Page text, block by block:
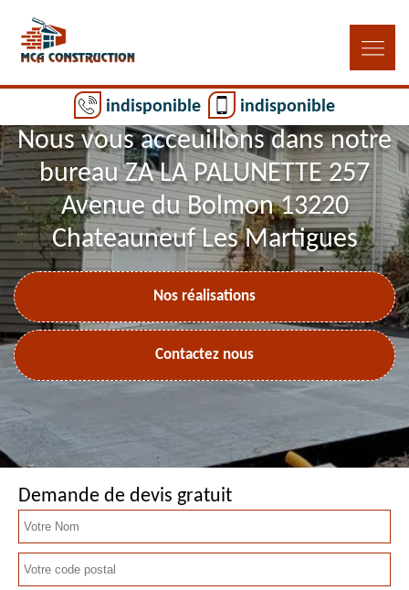
indisponible indisponible
Nous vous acceuillons dans notre
bureau ZA LA PALUNETTE 257
Avenue du Bolmon 13220
Chateauneuf Les Martigues
Nos réalisations
Contactez nous
Demande de devis gratuit